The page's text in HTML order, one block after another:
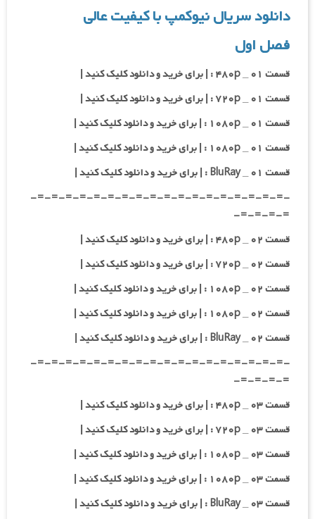
دانلود سریال نیوکمپ با کیفیت عالی
فصل اول
قسمت ۰۱ _ ۴۸۰p : | برای خرید و دانلود کلیک کنید |
قسمت ۰۱ _ ۷۲۰p : | برای خرید و دانلود کلیک کنید |
قسمت ۰۱ _ ۱۰۸۰p : | برای خرید و دانلود کلیک کنید |
قسمت ۰۱ _ ۱۰۸۰p : | برای خرید و دانلود کلیک کنید |
قسمت ۰۱ _ BluRay : | برای خرید و دانلود کلیک کنید |
-=-=-=-=-=-=-=-=-=-=-=-=-=-=-=-=-=-=-
=-=-=-=-
قسمت ۰۲ _ ۴۸۰p : | برای خرید و دانلود کلیک کنید |
قسمت ۰۲ _ ۷۲۰p : | برای خرید و دانلود کلیک کنید |
قسمت ۰۲ _ ۱۰۸۰p : | برای خرید و دانلود کلیک کنید |
قسمت ۰۲ _ ۱۰۸۰p : | برای خرید و دانلود کلیک کنید |
قسمت ۰۲ _ BluRay : | برای خرید و دانلود کلیک کنید |
-=-=-=-=-=-=-=-=-=-=-=-=-=-=-=-=-=-=-
=-=-=-=-
قسمت ۰۳ _ ۴۸۰p : | برای خرید و دانلود کلیک کنید |
قسمت ۰۳ _ ۷۲۰p : | برای خرید و دانلود کلیک کنید |
قسمت ۰۳ _ ۱۰۸۰p : | برای خرید و دانلود کلیک کنید |
قسمت ۰۳ _ ۱۰۸۰p : | برای خرید و دانلود کلیک کنید |
قسمت ۰۳ _ BluRay : | برای خرید و دانلود کلیک کنید |